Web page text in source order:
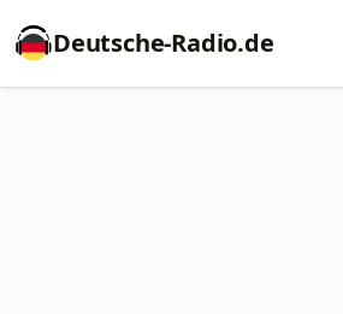
Deutsche-Radio.de